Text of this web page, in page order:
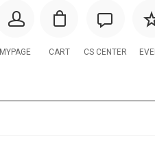
MYPAGE CART CS CENTER